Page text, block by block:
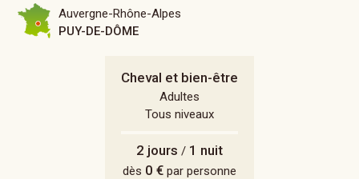
Cheval et bien-être
Adultes
Tous niveaux
2 jours / 1 nuit
dès 0 €par personne
Auvergne-Rhône-Alpes
PUY-DE-DÔME